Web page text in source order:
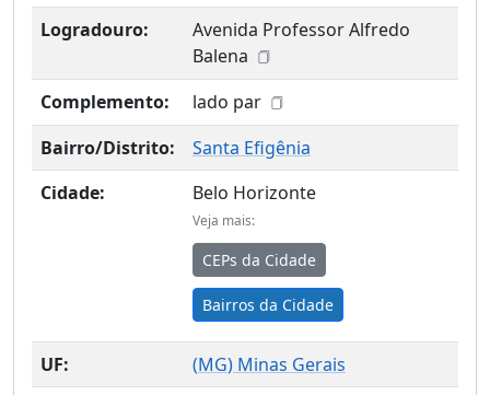
Logradouro:
Avenida Professor Alfredo
Balena
Complemento:
lado par
Bairro/Distrito:
Santa Efigênia
Cidade:
Belo Horizonte
Veja mais:
CEPs da Cidade
Bairros da Cidade
UF: (MG) Minas Gerais